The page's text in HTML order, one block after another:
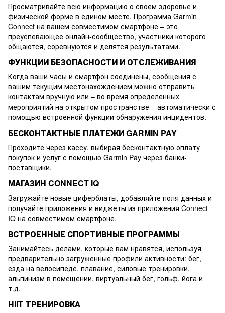
Просматривайте всю информацию о своем здоровье и
физической форме в едином месте. Программа Garmin
Connect на вашем совместимом смартфоне – это
преуспевающее онлайн-сообщество, участники которого
общаются, соревнуются и делятся результатами.
ФУНКЦИИ БЕЗОПАСНОСТИ И ОТСЛЕЖИВАНИЯ
Когда ваши часы и смартфон соединены, сообщения с
вашим текущим местонахождением можно отправить
контактам вручную или – во время определенных
мероприятий на открытом пространстве – автоматически с
помощью встроенной функции обнаружения инцидентов.
БЕСКОНТАКТНЫЕ ПЛАТЕЖИ GARMIN PAY
Проходите через кассу, выбирая бесконтактную оплату
покупок и услуг с помощью Garmin Pay через банки-
поставщики.
МАГАЗИН CONNECT IQ
Загружайте новые циферблаты, добавляйте поля данных и
получайте приложения и виджеты из приложения Connect
IQ на совместимом смартфоне.
ВСТРОЕННЫЕ СПОРТИВНЫЕ ПРОГРАММЫ
Занимайтесь делами, которые вам нравятся, используя
предварительно загруженные профили активности: бег,
езда на велосипеде, плавание, силовые тренировки,
альпинизм в помещении, виртуальный бег, гольф, йога и
т.д.
HIIT ТРЕНИРОВКА